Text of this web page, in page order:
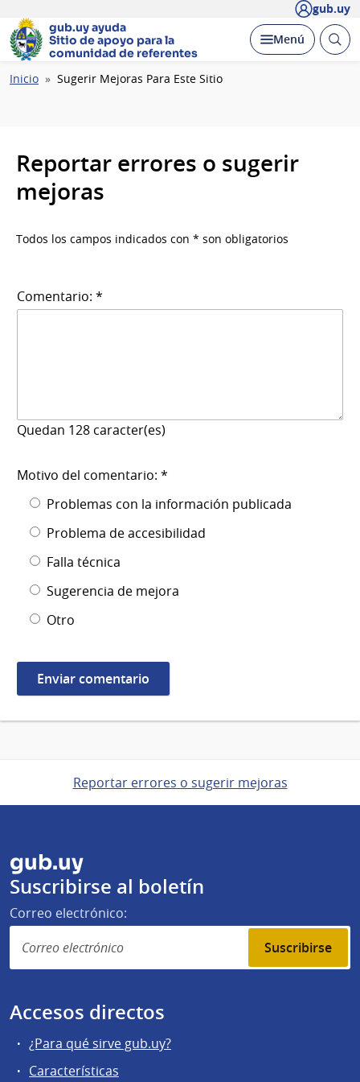
gub.uy
gub.uy ayuda
Sitio de apoyo para la
comunidad de referentes
Desplegar
Menú Abrir
Ruta
Inicio Sugerir Mejoras Para Este Sitio
Reportar errores o sugerir
mejoras
Todos los campos indicados con * son obligatorios
Comentario: *
Quedan 128 caracter(es)
Motivo del comentario: *
Problemas con la información publicada
Problema de accesibilidad
Falla técnica
Sugerencia de mejora
Otro
Reportar errores o sugerir mejoras
gub.uy
Suscribirse al boletín
Correo electrónico:
Suscribirse
Accesos directos
¿Para qué sirve gub.uy?
Características